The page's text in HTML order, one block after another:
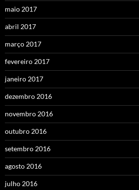
maio 2017
abril 2017
março 2017
fevereiro 2017
janeiro 2017
dezembro 2016
novembro 2016
outubro 2016
setembro 2016
agosto 2016
julho 2016